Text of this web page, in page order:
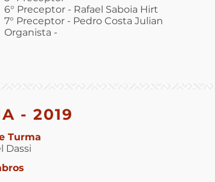
6° Preceptor - Rafael Saboia Hirt
7° Preceptor - Pedro Costa Julian
Organista -
- 2019
Turma
Dassi